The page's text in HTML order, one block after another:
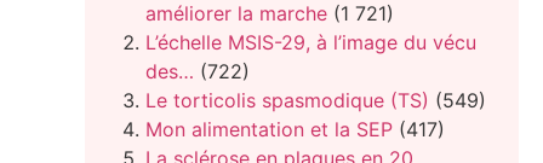
améliorer la marche (1 721)
L’échelle MSIS-29, à l’image du vécu
des… (722)
Le torticolis spasmodique (TS) (549)
Mon alimentation et la SEP (417)
La sclérose en plaques en 20